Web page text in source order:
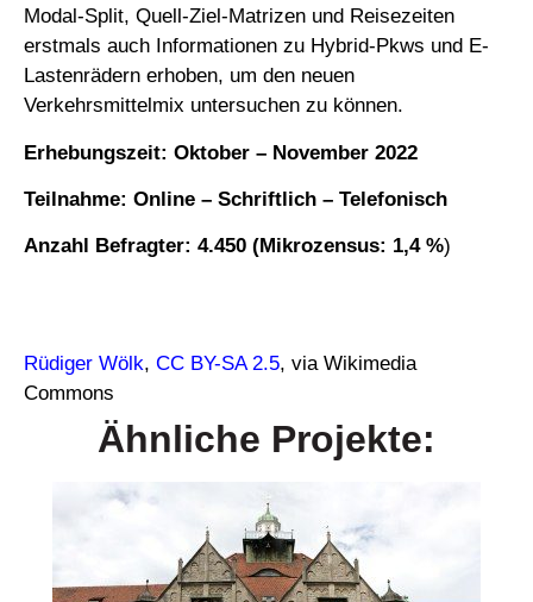
Modal-Split, Quell-Ziel-Matrizen und Reisezeiten
erstmals auch Informationen zu Hybrid-Pkws und E-
Lastenrädern erhoben, um den neuen
Verkehrsmittelmix untersuchen zu können.
Erhebungszeit: Oktober – November 2022
Teilnahme: Online – Schriftlich – Telefonisch
Anzahl Befragter: 4.450 (Mikrozensus: 1,4 %)
Rüdiger Wölk, CC BY-SA 2.5, via Wikimedia
Commons
Ähnliche Projekte: